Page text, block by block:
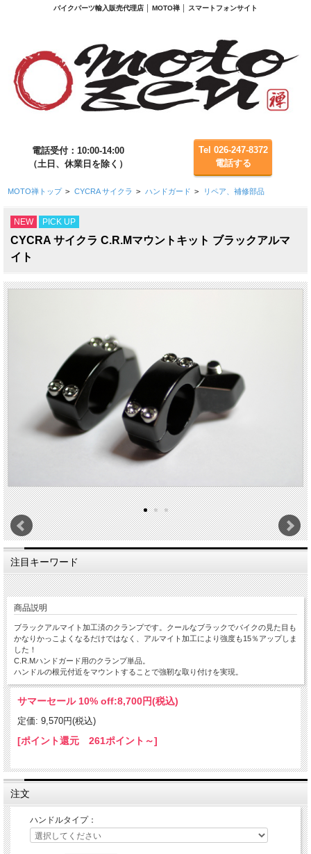
バイクパーツ輸入販売代理店 │ MOTO禅 │ スマートフォンサイト
電話受付：10:00-14:00
（土日、休業日を除く）
Tel 026-247-8372
電話する
MOTO禅トップ > CYCRA サイクラ > ハンドガード > リペア、補修部品
NEW PICK UP
CYCRA サイクラ C.R.Mマウントキット ブラックアルマ
イト
注目キーワード
商品説明
ブラックアルマイト加工済のクランプです。クールなブラックでバイクの見た目も
かなりかっこよくなるだけではなく、アルマイト加工により強度も15％アップしま
した！
C.R.Mハンドガード用のクランプ単品。
ハンドルの根元付近をマウントすることで強靭な取り付けを実現。
サマーセール 10% off:8,700円(税込)
定価: 9,570円(税込)
[ポイント還元 261ポイント～]
注文
ハンドルタイプ：